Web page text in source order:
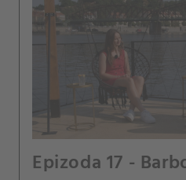
Epizoda 17 -